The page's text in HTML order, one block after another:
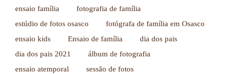
ensaio família
fotografia de família
estúdio de fotos osasco
fotógrafa de família em Osasco
ensaio kids
Ensaio de família
dia dos pais
dia dos pais 2021
álbum de fotografia
ensaio atemporal
sessão de fotos